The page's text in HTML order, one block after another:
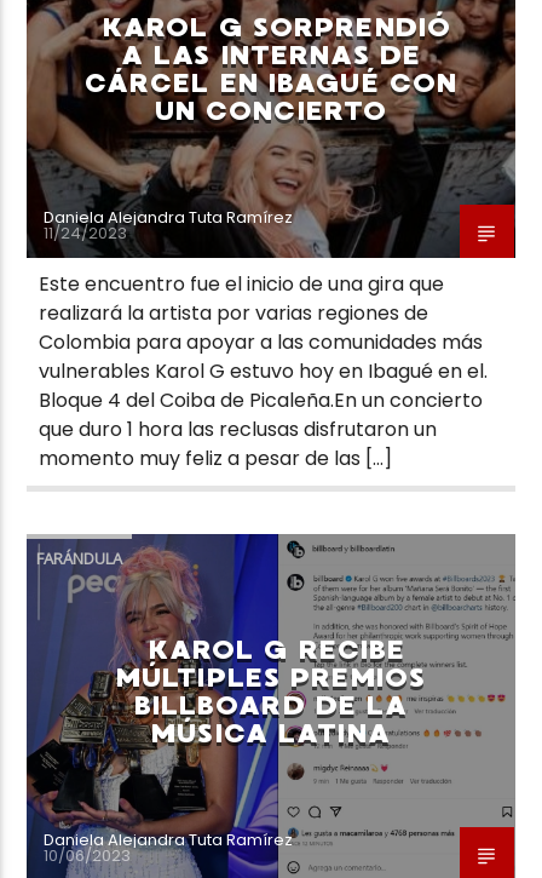
KAROL G SORPRENDIÓ
A LAS INTERNAS DE
CÁRCEL EN IBAGUÉ CON
UN CONCIERTO
Daniela Alejandra Tuta Ramírez
11/24/2023
Este encuentro fue el inicio de una gira que
realizará la artista por varias regiones de
Colombia para apoyar a las comunidades más
vulnerables Karol G estuvo hoy en Ibagué en el.
Bloque 4 del Coiba de Picaleña.En un concierto
que duro 1 hora las reclusas disfrutaron un
momento muy feliz a pesar de las […]
FARÁNDULA
KAROL G RECIBE
MÚLTIPLES PREMIOS
BILLBOARD DE LA
MÚSICA LATINA
Daniela Alejandra Tuta Ramírez
10/06/2023